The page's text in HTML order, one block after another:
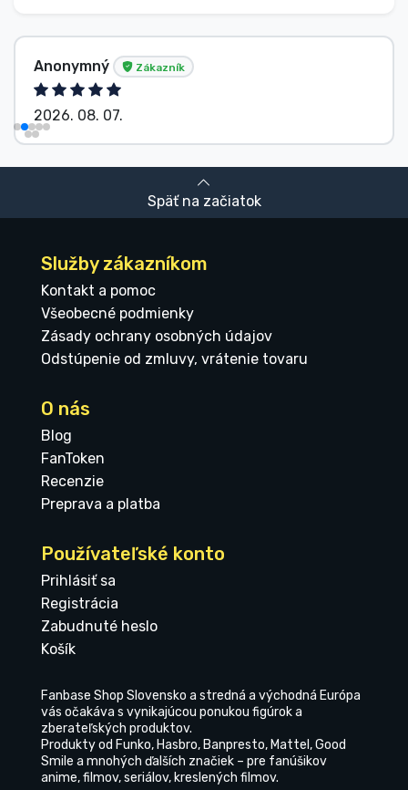
Anonymný Zákazník
2026. 08. 07.
Späť na začiatok
Služby zákazníkom
Kontakt a pomoc
Všeobecné podmienky
Zásady ochrany osobných údajov
Odstúpenie od zmluvy, vrátenie tovaru
O nás
Blog
FanToken
Recenzie
Preprava a platba
Používateľské konto
Prihlásiť sa
Registrácia
Zabudnuté heslo
Košík
Fanbase Shop Slovensko a stredná a východná Európa
vás očakáva s vynikajúcou ponukou figúrok a
zberateľských produktov.
Produkty od Funko, Hasbro, Banpresto, Mattel, Good
Smile a mnohých ďalších značiek – pre fanúšikov
anime, filmov, seriálov, kreslených filmov.